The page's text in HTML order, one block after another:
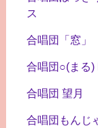
ス
合唱団「窓」
合唱団○(まる
合唱団 望月
合唱団もんじ